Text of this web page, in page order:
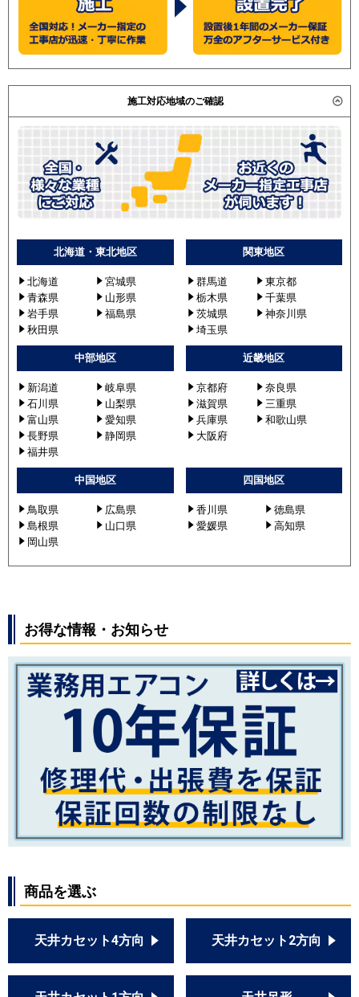
施工対応地域のご確認
北海道・東北地区
北海道
宮城県
青森県
山形県
岩手県
福島県
秋田県
関東地区
群馬道
東京都
栃木県
千葉県
茨城県
神奈川県
埼玉県
中部地区
新潟道
岐阜県
石川県
山梨県
富山県
愛知県
長野県
静岡県
福井県
近畿地区
京都府
奈良県
滋賀県
三重県
兵庫県
和歌山県
大阪府
中国地区
鳥取県
広島県
島根県
山口県
岡山県
四国地区
香川県
徳島県
愛媛県
高知県
お得な情報・お知らせ
商品を選ぶ
天井カセット4方向 天井カセット2方向